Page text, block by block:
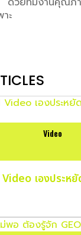
ะ
Video
เองประหยั